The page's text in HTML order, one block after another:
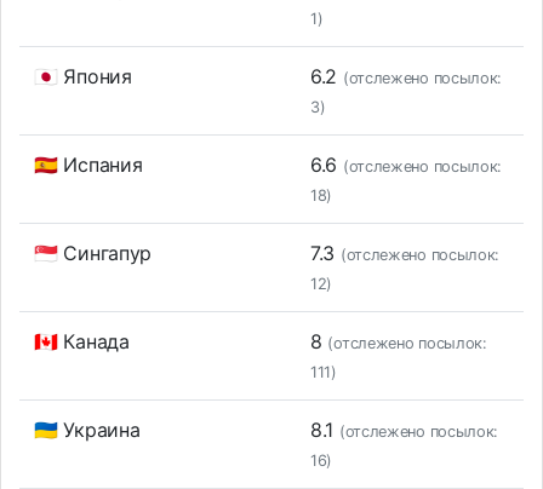
1)
🇯🇵 Япония 6.2 (отслежено посылок:
3)
🇪🇸 Испания 6.6 (отслежено посылок:
18)
🇸🇬 Сингапур 7.3 (отслежено посылок:
12)
🇨🇦 Канада 8 (отслежено посылок:
111)
🇺🇦 Украина 8.1 (отслежено посылок:
16)